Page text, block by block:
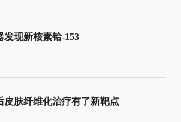
现新核素铪-153
皮肤纤维化治疗有了新靶点